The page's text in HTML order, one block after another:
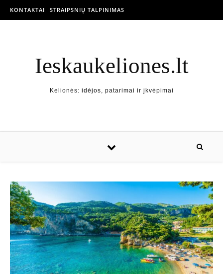
KONTAKTAI STRAIPSNIŲ TALPINIMAS
Ieskaukeliones.lt
Kelionės: idėjos, patarimai ir įkvėpimai